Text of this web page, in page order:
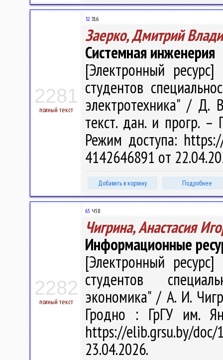
2281
полный текст
32 З16
Заерко, Дмитрий
Системная инженерия
[Электронный
студентов
электротехника" / Д.
текст. дан. и прогр.
Режим доступа:
4142646891 от
Добавить в корзину Подробнее
2282
полный текст
65 Ч58
Чигрина, Анастасия
Информационные
[Электронный
студентов
экономика" / А. И.
Гродно : ГрГУ им.
https://elib.grsu.by/
23.04.2026.